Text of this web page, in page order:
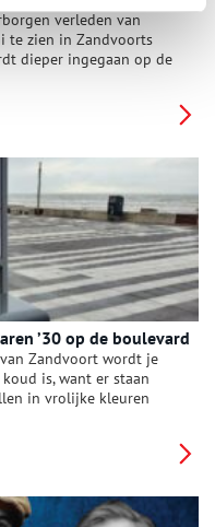
verleden van
te zien in Zandvoorts
dieper ingegaan op de
De tentoonstelling
De
het betreden van
van Zandvoort
’30 op de boulevard
Zandvoort wordt je
is, want er staan
in vrolijke kleuren
(1879-1949).